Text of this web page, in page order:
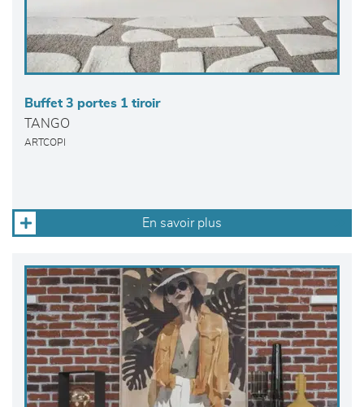
Buffet 3 portes 1 tiroir
TANGO
ARTCOPI
En savoir plus